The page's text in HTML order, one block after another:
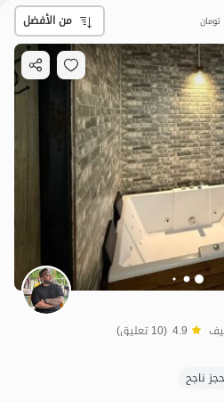
تومان من الأفضل
4.9 (10 تعليق)